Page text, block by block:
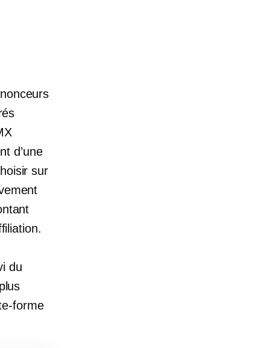
d’une
sur
du
forme